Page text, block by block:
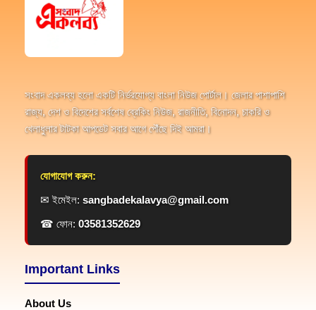
সংবাদ একলব্য হলো একটি নির্ভরযোগ্য বাংলা নিউজ পোর্টাল। জেলার পাশাপাশি
রাজ্য, দেশ ও বিদেশের সর্বশেষ ব্রেকিং নিউজ, রাজনীতি, বিনোদন, চাকরি ও
খেলাধুলার টাটকা আপডেট সবার আগে পৌঁছে দিই আমরা।
যোগাযোগ করুন:
✉ ইমেইল: sangbadekalavya@gmail.com
☎ ফোন: 03581352629
Important Links
About Us